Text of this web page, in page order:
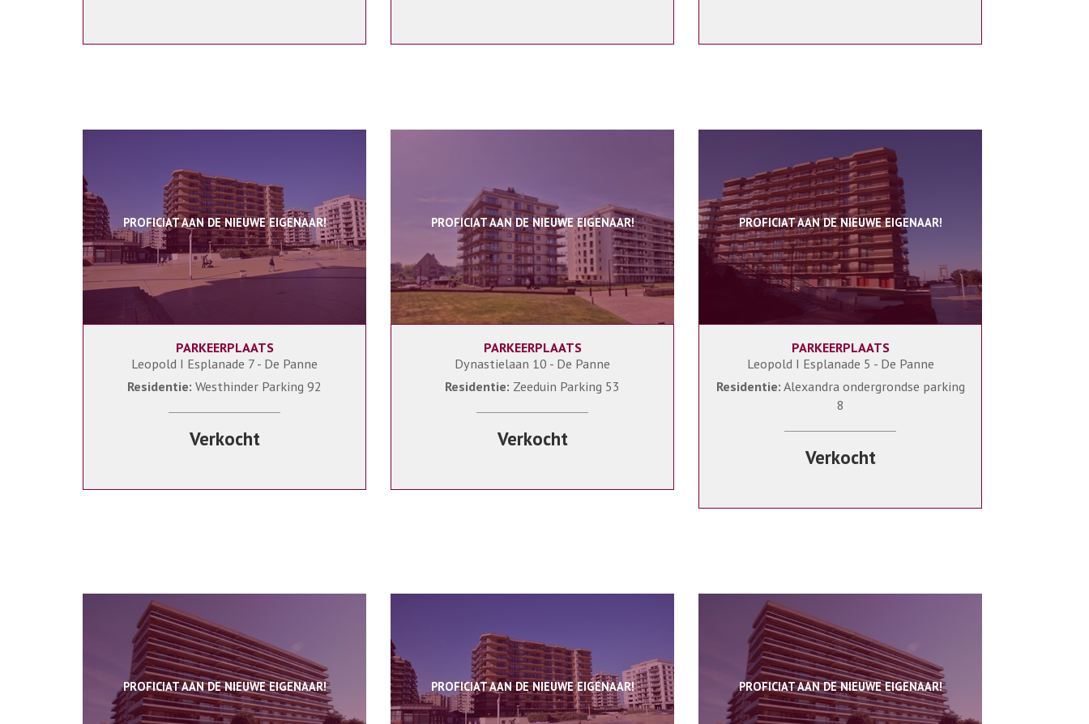
PROFICIAT AAN DE NIEUWE EIGENAAR!
1
PARKEERPLAATS
Leopold I Esplanade 7 - De Panne
Residentie: Westhinder Parking 92
Verkocht
PROFICIAT AAN DE NIEUWE EIGENAAR!
PARKEERPLAATS
Dynastielaan 10 - De Panne
Residentie: Zeeduin Parking 53
Verkocht
PROFICIAT AAN DE NIEUWE EIGENAAR!
PARKEERPLAATS
Leopold I Esplanade 5 - De Panne
Residentie: Alexandra ondergrondse parking
8
Verkocht
PROFICIAT AAN DE NIEUWE EIGENAAR! PROFICIAT AAN DE NIEUWE EIGENAAR! PROFICIAT AAN DE NIEUWE EIGENAAR!